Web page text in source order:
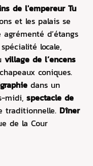
de l'empereur Tu
et les palais se
d’étangs
locale,
village de l’encens
coniques.
dans un
midi, spectacle de
traditionnelle. Dîner
de la Cour